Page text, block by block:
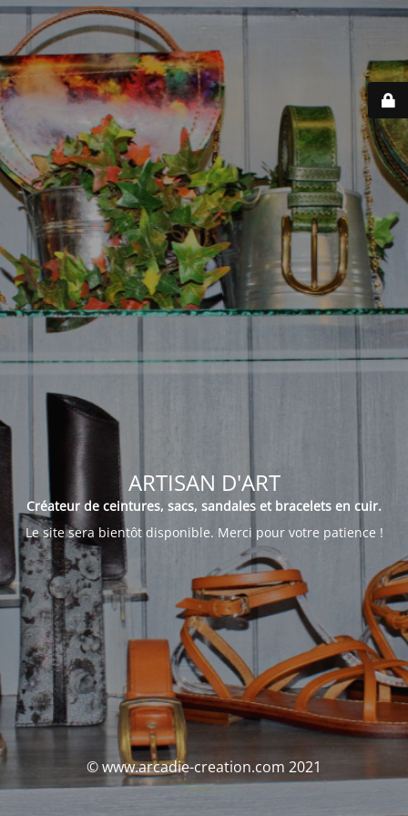
ARTISAN D'ART
Créateur de ceintures, sacs, sandales et bracelets en cuir.
Le site sera bientôt disponible. Merci pour votre patience !
© www.arcadie-creation.com 2021